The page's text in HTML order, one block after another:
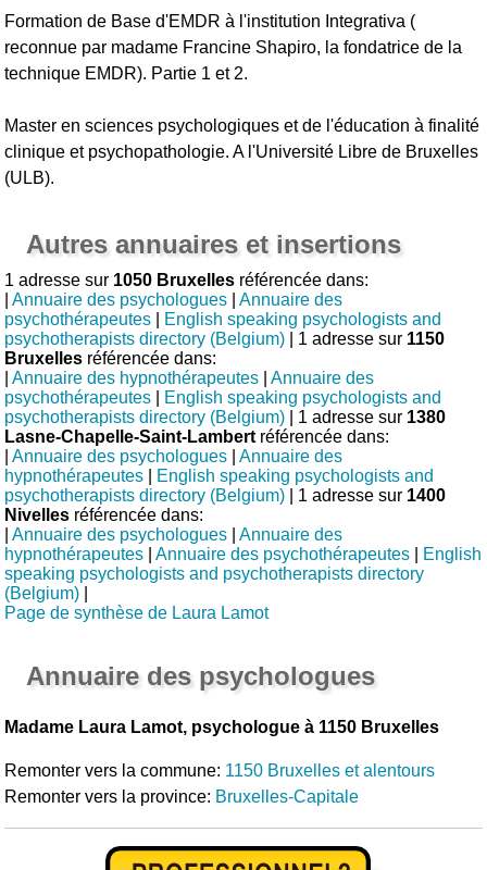
Formation de Base d'EMDR à l'institution Integrativa (
reconnue par madame Francine Shapiro, la fondatrice de la
technique EMDR). Partie 1 et 2.
Master en sciences psychologiques et de l'éducation à finalité
clinique et psychopathologie. A l'Université Libre de Bruxelles
(ULB).
Autres annuaires et insertions
1 adresse sur 1050 Bruxelles référencée dans:
|Annuaire des psychologues |Annuaire des
psychothérapeutes
English speaking psychologists and
psychotherapists directory (Belgium) | 1 adresse sur 1150
Bruxelles référencée dans:
|Annuaire des hypnothérapeutes |Annuaire des
psychothérapeutes
English speaking psychologists and
psychotherapists directory (Belgium) | 1 adresse sur 1380
Lasne-Chapelle-Saint-Lambert référencée dans:
|Annuaire des psychologues |Annuaire des
hypnothérapeutes
English speaking psychologists and
psychotherapists directory (Belgium) | 1 adresse sur 1400
Nivelles référencée dans:
|Annuaire des psychologues |Annuaire des
hypnothérapeutes |Annuaire des psychothérapeutes
English
speaking psychologists and psychotherapists directory
(Belgium)
Page de synthèse de Laura Lamot
Annuaire des psychologues
Madame Laura Lamot, psychologue à 1150 Bruxelles
Remonter vers la commune: 1150 Bruxelles et alentours
Remonter vers la province: Bruxelles-Capitale